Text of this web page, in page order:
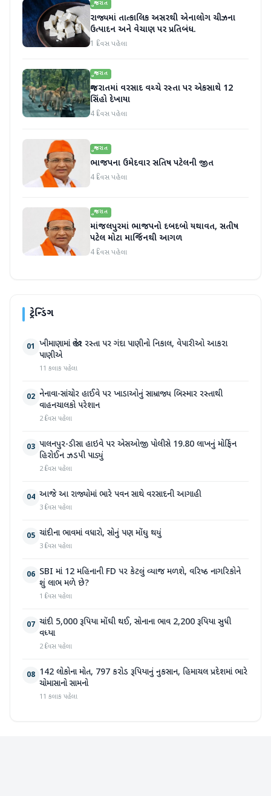
ગુજરાત
રાજ્યમાં તાત્કાલિક અસરથી એનાલોગ ચીઝના
ઉત્પાદન અને વેચાણ પર પ્રતિબંધ.
1 દિવસ પહેલા
ગુજરાત
ગુજરાતમાં વરસાદ વચ્ચે રસ્તા પર એકસાથે 12
સિંહો દેખાયા
4 દિવસ પહેલા
ગુજરાત
ભાજપના ઉમેદવાર સતિષ પટેલની જીત
4 દિવસ પહેલા
ગુજરાત
માંજલપુરમાં ભાજપનો દબદબો યથાવત, સતીષ
પટેલ મોટા માર્જિનથી આગળ
4 દિવસ પહેલા
ટ્રેન્ડિંગ
01 ખીમાણામાં જાહેર રસ્તા પર ગંદા પાણીનો નિકાલ, વેપારીઓ આકરા
પાણીએ
11 કલાક પહેલા
02 નેનાવા-સાંચોર હાઈવે પર ખાડાઓનું સામ્રાજ્ય બિસ્માર રસ્તાથી
વાહનચાલકો પરેશાન
2 દિવસ પહેલા
03 પાલનપુર-ડીસા હાઇવે પર એસઓજી પોલીસે 19.80 લાખનું મોર્ફિન
હિરોઈન ઝડપી પાડ્યું
2 દિવસ પહેલા
04 આજે આ રાજ્યોમાં ભારે પવન સાથે વરસાદની આગાહી
3 દિવસ પહેલા
05 ચાંદીના ભાવમાં વધારો, સોનું પણ મોંઘુ થયું
3 દિવસ પહેલા
06 SBI માં 12 મહિનાની FD પર કેટલું વ્યાજ મળશે, વરિષ્ઠ નાગરિકોને
શું લાભ મળે છે?
1 દિવસ પહેલા
07 ચાંદી 5,000 રૂપિયા મોંઘી થઈ, સોનાના ભાવ 2,200 રૂપિયા સુધી
વધ્યા
2 દિવસ પહેલા
08 142 લોકોના મોત, 797 કરોડ રૂપિયાનું નુકસાન, હિમાચલ પ્રદેશમાં ભારે
ચોમાસાનો સામનો
11 કલાક પહેલા